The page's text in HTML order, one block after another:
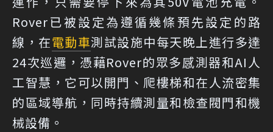
Rover已被設定為遵循幾條預先設定的路
線，在電動車測試設施中每天晚上進行多達
24次巡邏，憑藉Rover的眾多感測器和AI人
工智慧，它可以開門、爬樓梯和在人流密集
的區域導航，同時持續測量和檢查閥門和機
械設備。